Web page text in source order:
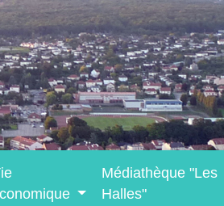
Médiathèque "Les
Halles"